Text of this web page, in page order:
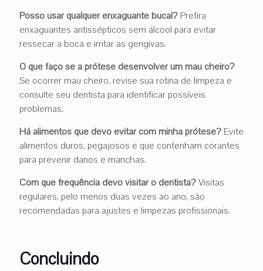
Posso usar qualquer enxaguante bucal?Prefira
enxaguantes antissépticos sem álcool para evitar
ressecar a boca e irritar as gengivas.
O que faço se a prótese desenvolver um mau cheiro?
Se ocorrer mau cheiro, revise sua rotina de limpeza e
consulte seu dentista para identificar possíveis
problemas.
Há alimentos que devo evitar com minha prótese?Evite
alimentos duros, pegajosos e que contenham corantes
para prevenir danos e manchas.
Com que frequência devo visitar o dentista?Visitas
regulares, pelo menos duas vezes ao ano, são
recomendadas para ajustes e limpezas profissionais.
Concluindo